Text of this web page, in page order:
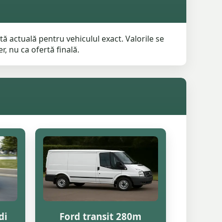
actuală pentru vehiculul exact. Valorile se
nu ca ofertă finală.
Ford transit 280m